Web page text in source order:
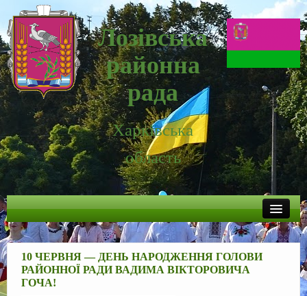
Лозівська
районна
рада
Харківська
область
Новини
Районна рада
10 ЧЕРВНЯ — ДЕНЬ НАРОДЖЕННЯ ГОЛОВИ
РАЙОННОЇ РАДИ ВАДИМА ВІКТОРОВИЧА
ГОЧА!